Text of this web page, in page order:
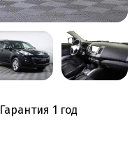
Гарантия 1 год